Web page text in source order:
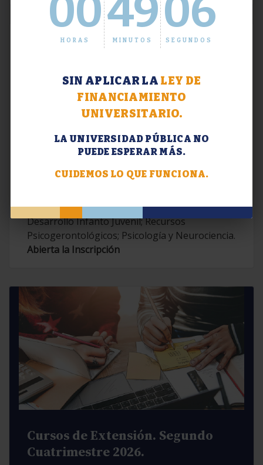
00
HORAS
49
MINUTOS
06
SEGUNDOS
SIN APLICAR LA LEY DE
FINANCIAMIENTO
UNIVERSITARIO.
LA UNIVERSIDAD PÚBLICA NO
PUEDE ESPERAR MÁS.
CUIDEMOS LO QUE FUNCIONA.
Extensión. Diplomaturas 2026.
Contemporáneas; Problemáticas en el
Desarrollo Infanto Juvenil; Recursos
Psicogerontológicos; Psicología y Neurociencia.
Abierta la Inscripción
Cursos de Extensión. Segundo
Cuatrimestre 2026.